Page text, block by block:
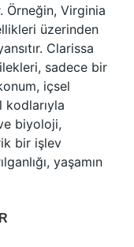
Örneğin, Virginia
üzerinden
Clarissa
sadece bir
içsel
biyoloji,
bir işlev
yaşamın